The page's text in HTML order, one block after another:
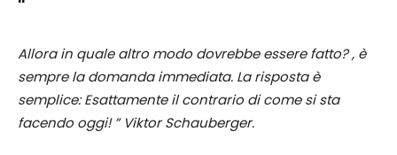
“
Allora in quale altro modo dovrebbe essere fatto? , è
sempre la domanda immediata. La risposta è
semplice: Esattamente il contrario di come si sta
facendo oggi! ” Viktor Schauberger.